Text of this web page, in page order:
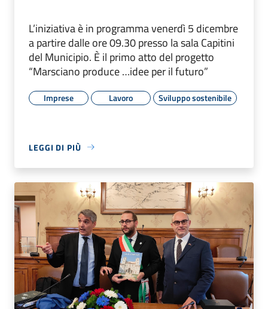
L’iniziativa è in programma venerdì 5 dicembre
a partire dalle ore 09.30 presso la sala Capitini
del Municipio. È il primo atto del progetto
“Marsciano produce …idee per il futuro”
Imprese Lavoro Sviluppo sostenibile
LEGGI DI PIÙ